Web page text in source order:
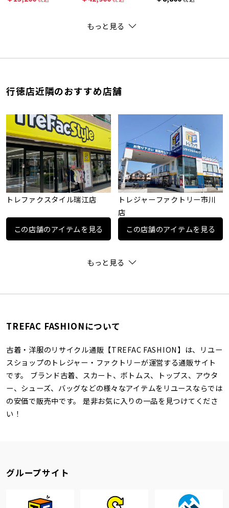
もっと見る
行徳店近隣のおすすめ店舗
トレファクスタイル瑞江店
この店舗のアイテムを見る
トレジャーファクトリー市川
店
この店舗のアイテムを見る
もっと見る
TREFAC FASHIONについて
古着・洋服のリサイクル通販【TREFAC FASHION】は、リユー
スショップのトレジャー・ファクトリーが運営する通販サイト
です。 ブランド古着、スカート、ボトムス、トップス、アウタ
ー、シューズ、バッグなどの様々なアイテムをリユースならでは
の安価で販売中です。 是非お気に入りの一品を見つけてくださ
い！
グループサイト